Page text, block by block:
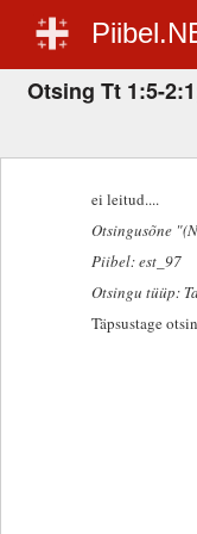
Otsing Tt 1:5-
ei leitud....
Otsingusõne
Piibel: est_97
Otsingu tüüp:
Täpsustage